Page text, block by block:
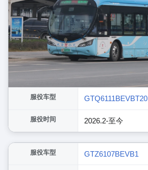
服役车型 GTQ6111BEVBT20
服役时间 2026.2-至今
服役车型 GTZ6107BEVB1